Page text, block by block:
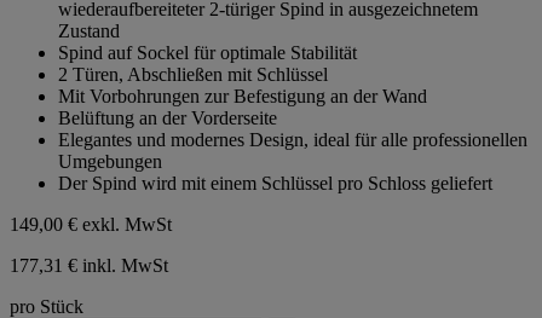
Sternen.wiederaufbereiteter 2-türiger Spind in ausgezeichnetem
Zustand
Spind auf Sockel für optimale Stabilität
2 Türen, Abschließen mit Schlüssel
Mit Vorbohrungen zur Befestigung an der Wand
Belüftung an der Vorderseite
Elegantes und modernes Design, ideal für alle professionellen
Umgebungen
Der Spind wird mit einem Schlüssel pro Schloss geliefert
149,00 € exkl. MwSt
177,31 € inkl. MwSt
pro Stück